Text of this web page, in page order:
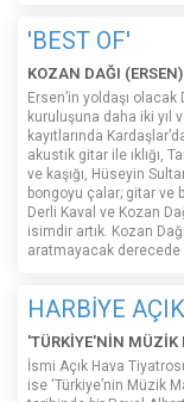
'BEST OF'
KOZAN DAĞI (ERSEN)
Ersen’in yoldaşı
kuruluşuna daha iki yıl
kayıtlarında
akustik gitar ile ıklığı,
ve kaşığı, Hüseyin
bongoyu çalar; gitar ve
Derli Kaval ve Kozan
isimdir artık. Kozan
aratmayacak derecede
HARBİYE
'TÜRKİYE'NİN MÜZİK
İsmi Açık Hava
ise ‘Türkiye’nin Müzik